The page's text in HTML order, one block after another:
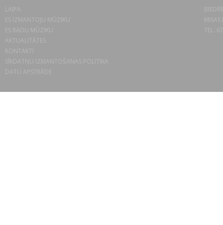
LAIPA
ES IZMANTOJU MŪZIKU
ES RADU MŪZIKU
AKTUALITĀTES
KONTAKTI
SĪKDATŅU IZMANTOŠANAS POLITIKA
DATU APSTRĀDE
TEL.